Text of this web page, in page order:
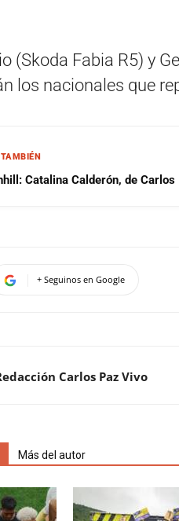
(Skoda Fabia R5) y
los nacionales que
Catalina Calderón, de
+ Seguinos en Google
Carlos Paz Vivo
Más del autor